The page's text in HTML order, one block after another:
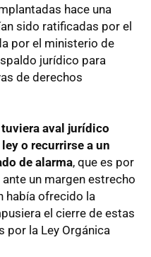
hace una
sido ratificadas por el
por el ministerio de
jurídico para
de derechos
tuviera aval jurídico
o recurrirse a un
de alarma, que es por
un margen estrecho
había ofrecido la
el cierre de estas
por la Ley Orgánica